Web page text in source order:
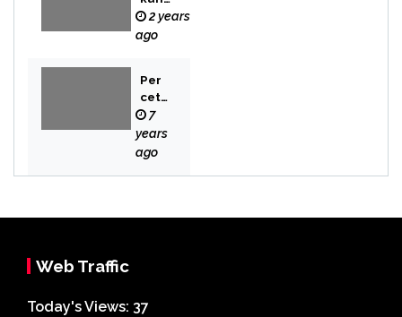
Buku
Novel
2 years
ago
Per
cet
aka
n
Bek
7
years
ago
Web Traffic
Today's Views: 37